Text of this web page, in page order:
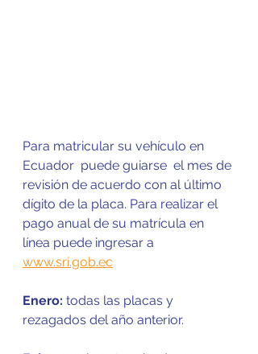
Para matricular su vehículo en
Ecuador  puede guiarse  el mes de
revisión de acuerdo con al último
dígito de la placa. Para realizar el
pago anual de su matrícula en
línea puede ingresar a
www.sri.gob.ec
Enero: todas las placas y
rezagados del año anterior.